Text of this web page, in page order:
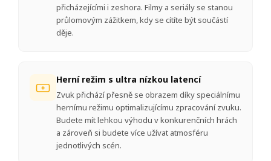
přicházejícími i zeshora. Filmy a seriály se stanou
průlomovým zážitkem, kdy se cítíte být součástí
děje.
Herní režim s ultra nízkou latencí
Zvuk přichází přesně se obrazem díky speciálnímu
hernímu režimu optimalizujícímu zpracování zvuku.
Budete mít lehkou výhodu v konkurenčních hrách
a zároveň si budete více užívat atmosféru
jednotlivých scén.